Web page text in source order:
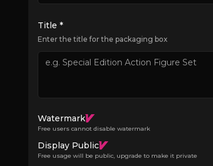
Title *
Enter the title for the packaging box
Watermark
Free users cannot disable watermark
Display Public
Free usage will be public, upgrade to make it private